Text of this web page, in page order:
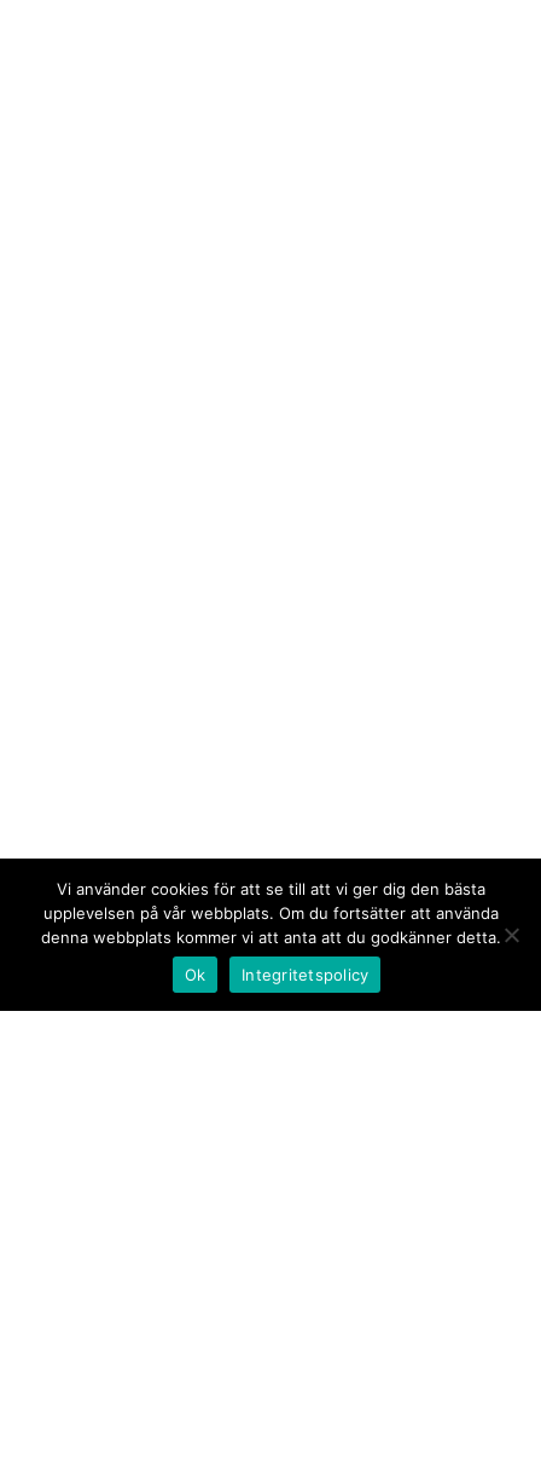
Vi använder cookies för att se till att vi ger dig den bästa
upplevelsen på vår webbplats. Om du fortsätter att använda
denna webbplats kommer vi att anta att du godkänner detta.
Ok
Integritetspolicy